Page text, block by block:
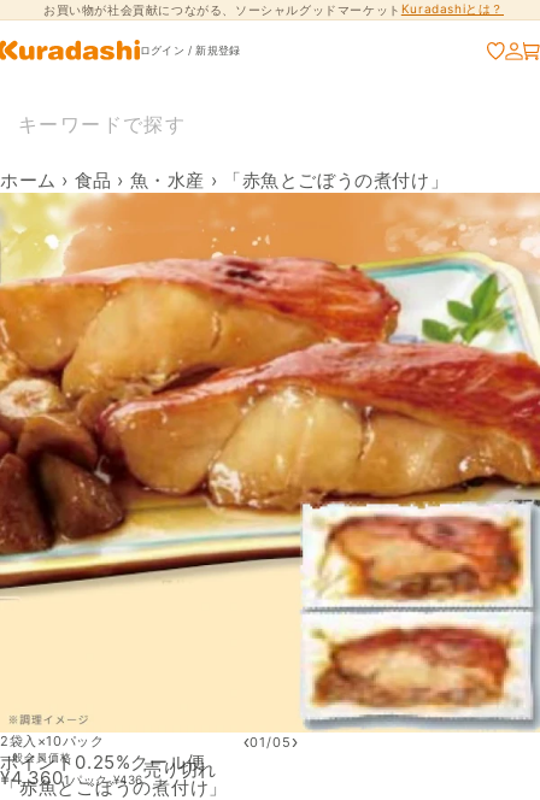
コンテンツに進
む
お買い物が社会貢献につながる、ソーシャルグッドマーケット Kuradashiとは？
ログイン / 新規登録
ホーム › 食品 › 魚・水産 › 「赤魚とごぼうの煮付け」
2袋入×10パック ‹01 /05›
ポイント0.25%クール便
「赤魚とごぼうの煮付け」
一般会員価格
¥4,3601パック¥436
売り切れ